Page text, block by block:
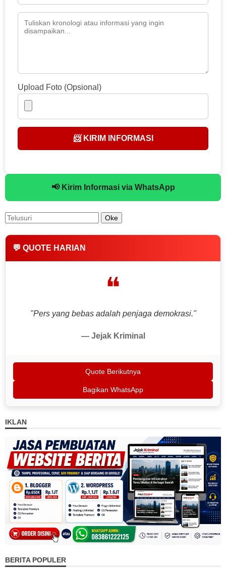
Upload Foto (Opsional)
📨 KIRIM INFORMASI
📢 Kirim Informasi via WhatsApp
💬 QUOTE HARIAN
❝
"Pers yang bebas adalah penjaga demokrasi."
— Jejak Kriminal
Quote Berikutnya
Bagikan WhatsApp
IKLAN
BERITA POPULER